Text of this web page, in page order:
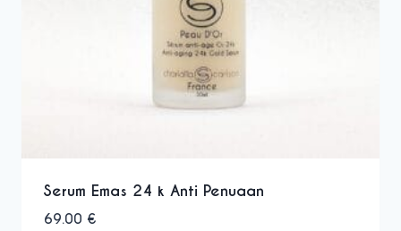
Serum Emas 24 k Anti Penuaan
69.00 €